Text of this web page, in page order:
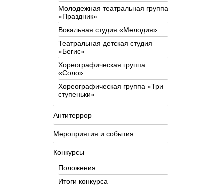
Молодежная театральная группа
«Праздник»
Вокальная студия «Мелодия»
Театральная детская студия
«Бегис»
Хореографическая группа
«Соло»
Хореографическая группа «Три
ступеньки»
Антитеррор
Мероприятия и события
Конкурсы
Положения
Итоги конкурса